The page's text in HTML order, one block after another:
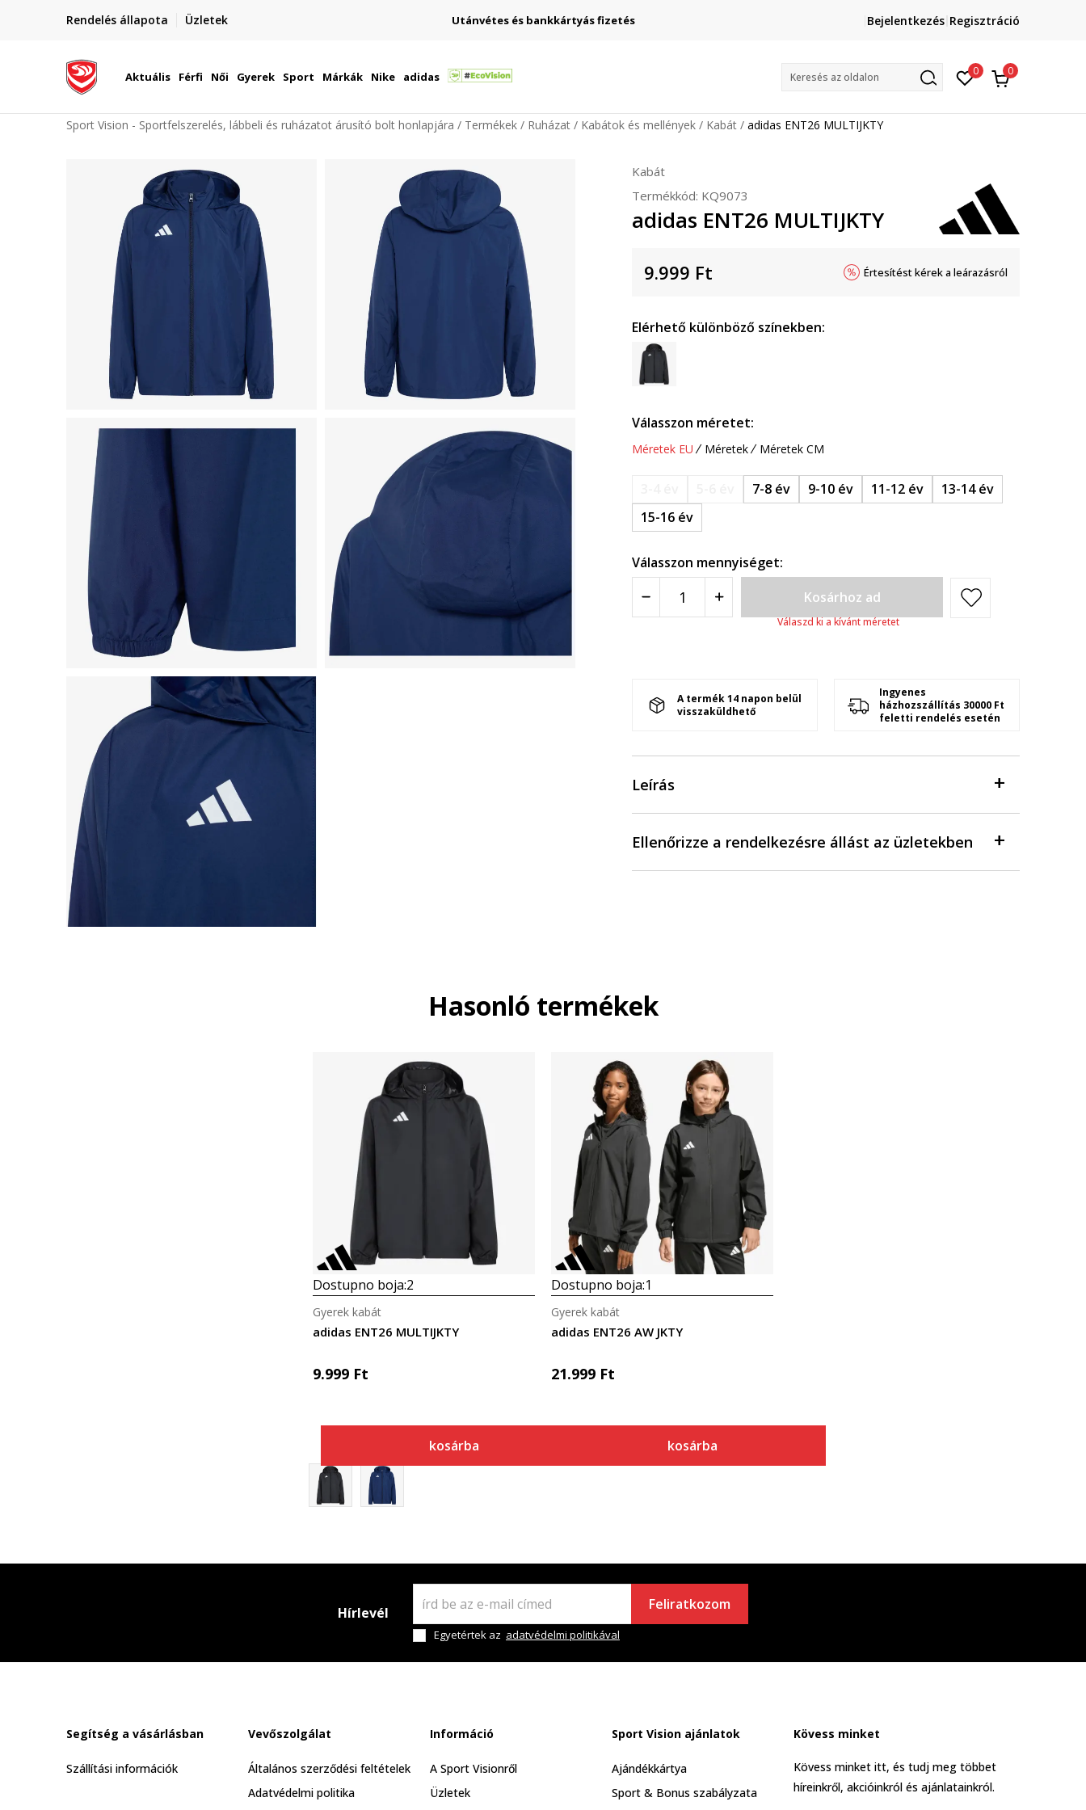
Rendelés állapota Üzletek
Szállítás Magyarország területén Utánvétes és bankkártyás fizetés
Lépj velünk kapcsolatba
online@sport-vision.huBejelentkezés Regisztráció
Aktuális Férfi Női Gyerek Sport Márkák Nike adidas Keresés az oldalon 0 0
Sport Vision - Sportfelszerelés, lábbeli és ruházatot árusító bolt honlapjára Termékek Ruházat Kabátok és mellények Kabát adidas ENT26 MULTIJKTY
Kabát
Termékkód: KQ9073
adidas ENT26 MULTIJKTY
9.999 Ft Értesítést kérek a leárazásról
Elérhető különböző színekben:
Válasszon méretet:
Méretek EU Méretek Méretek CM
7-8 év 9-10 év 11-12 év
13-14 év
15-16 év
Válasszon mennyiséget:
Kosárhoz ad
Válaszd ki a kívánt méretet
A termék 14 napon belül
visszaküldhető
Ingyenes
házhozszállítás 30000 Ft
feletti rendelés esetén
Leírás
Ellenőrizze a rendelkezésre állást az üzletekben
Hasonló termékek
Dostupno boja:2
adidas ENT26 MULTIJKTY
Gyerek kabát
9.999 Ft
kosárba
Dostupno boja:1
adidas ENT26 AW JKTY
Gyerek kabát
21.999 Ft
kosárba
Hírlevél Feliratkozom
Egyetértek az adatvédelmi politikával
Segítség a vásárlásban
Szállítási információk
Vevőszolgálat
Általános szerződési feltételek
Adatvédelmi politika
Információ
A Sport Visionről
Üzletek
Sport Vision ajánlatok
Ajándékkártya
Sport & Bonus szabályzata
Kövess minket
Kövess minket itt, és tudj meg többet
híreinkről, akcióinkról és ajánlatainkról.